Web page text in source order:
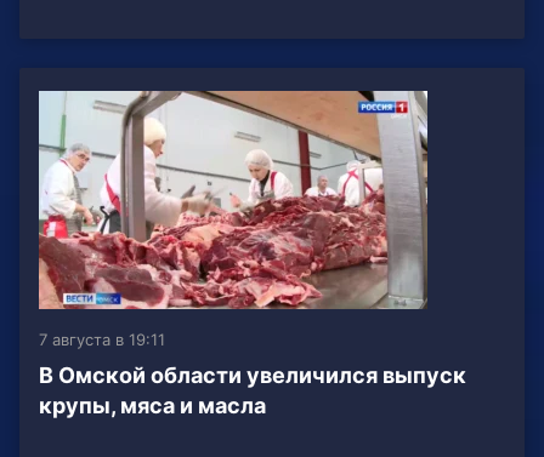
7 августа в 19:11
В Омской области увеличился выпуск
крупы, мяса и масла